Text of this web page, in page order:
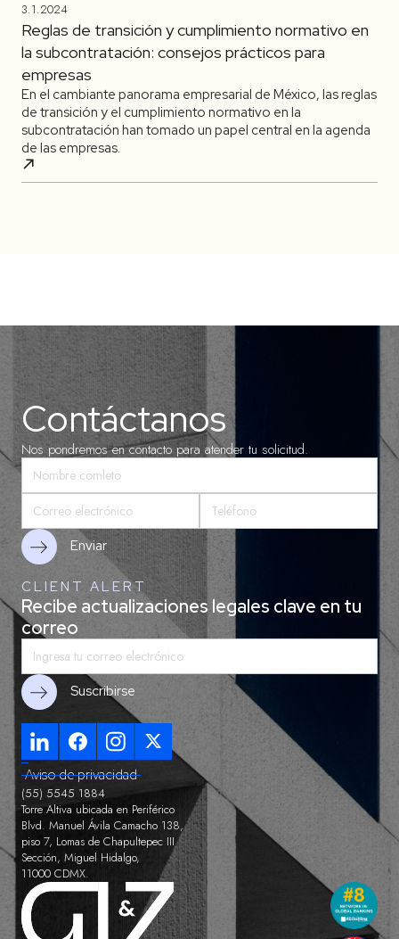
3.1.2024
Reglas de transición y cumplimiento normativo en
la subcontratación: consejos prácticos para
empresas
En el cambiante panorama empresarial de México, las reglas
de transición y el cumplimiento normativo en la
subcontratación han tomado un papel central en la agenda
de las empresas.
Contáctanos
Nos pondremos en contacto para atender tu solicitud.
CLIENT ALERT
Recibe actualizaciones legales clave en tu
correo
Aviso de privacidad
(55) 5545 1884
Torre Altiva ubicada en Periférico
Blvd. Manuel Ávila Camacho 138,
piso 7, Lomas de Chapultepec III
Sección, Miguel Hidalgo,
11000 CDMX.